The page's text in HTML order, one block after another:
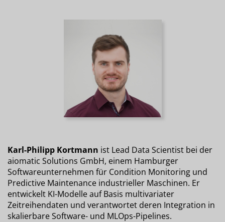
Karl-Philipp Kortmann ist Lead Data Scientist bei der
aiomatic Solutions GmbH, einem Hamburger
Softwareunternehmen für Condition Monitoring und
Predictive Maintenance industrieller Maschinen. Er
entwickelt KI-Modelle auf Basis multivariater
Zeitreihendaten und verantwortet deren Integration in
skalierbare Software- und MLOps-Pipelines.